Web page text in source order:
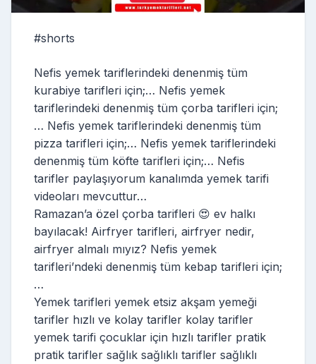
#shorts
Nefis yemek tariflerindeki denenmiş tüm
kurabiye tarifleri için;… Nefis yemek
tariflerindeki denenmiş tüm çorba tarifleri için;
… Nefis yemek tariflerindeki denenmiş tüm
pizza tarifleri için;… Nefis yemek tariflerindeki
denenmiş tüm köfte tarifleri için;… Nefis
tarifler paylaşıyorum kanalımda yemek tarifi
videoları mevcuttur…
Ramazan’a özel çorba tarifleri 😍 ev halkı
bayılacak! Airfryer tarifleri, airfryer nedir,
airfryer almalı mıyız? Nefis yemek
tarifleri’ndeki denenmiş tüm kebap tarifleri için;
…
Yemek tarifleri yemek etsiz akşam yemeği
tarifler hızlı ve kolay tarifler kolay tarifler
yemek tarifi çocuklar için hızlı tarifler pratik
pratik tarifler sağlık sağlıklı tarifler sağlıklı